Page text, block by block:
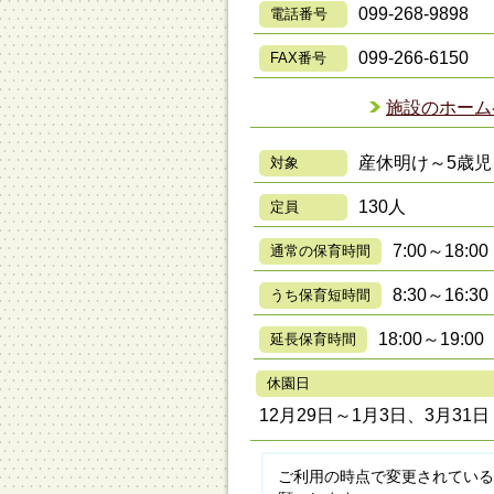
電話番号 099-268-9898
FAX番号 099-266-6150
施設のホー
対象 産休明け～5歳児
定員 130人
通常の保育時間 7:00～18:00
うち保育短時間 8:30～16:30
延長保育時間 18:00～19:00
休園日
12月29日～1月3日、3月31日
ご利用の時点で変更されてい